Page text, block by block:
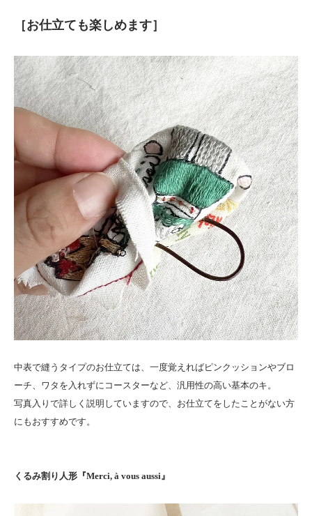
［お仕立ても楽しめます］
中表で縫うタイプのお仕立ては、一度覚えればピンクッションやブロ
ーチ、ワタを入れずにコースターなど、汎用性の高い基本のキ。
写真入りで詳しく説明していますので、お仕立てをしたことがない方
にもおすすめです。
くるみ割り人形『Merci, à vous aussi』